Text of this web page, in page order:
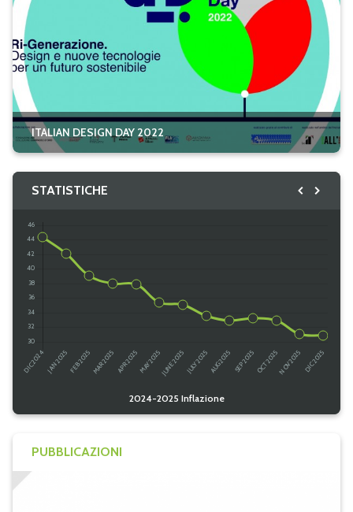
@ italyinTurkey
Caricamento...
ITALIAN DESIGN DAY 2022
STATISTICHE
2024-2025 Inflazione
PUBBLICAZIONI